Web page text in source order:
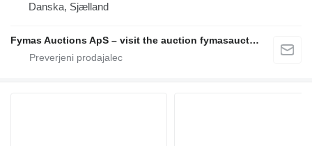
Danska, Sjælland
Fymas Auctions ApS – visit the auction fymasauctions.dk